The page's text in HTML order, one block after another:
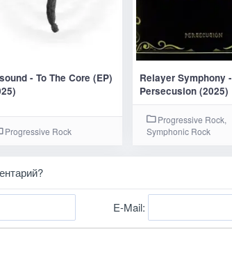
- To The Core (EP)
Progressive Rock
Relayer Symphony -
Persecusion (2025)
Progressive Rock,
Symphonic Rock
E-Mail: